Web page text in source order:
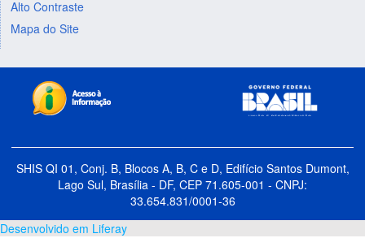
Alto Contraste
Mapa do Site
SHIS QI 01, Conj. B, Blocos A, B, C e D, Edifício Santos Dumont,
Lago Sul, Brasília - DF, CEP 71.605-001 - CNPJ:
33.654.831/0001-36
Desenvolvido em Liferay